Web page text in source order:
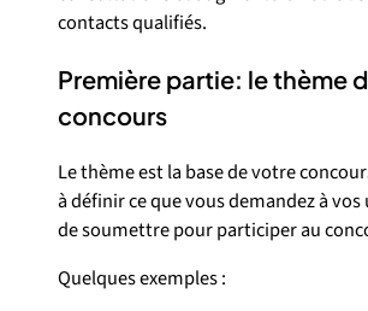
contacts qualifiés.
Première partie: le thème
concours
Le thème est la base de votre
à définir ce que vous demandez à
de soumettre pour participer au
Quelques exemples :